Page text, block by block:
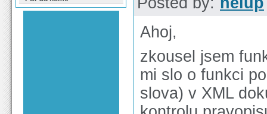
Ahoj,
zkousel jsem
mi slo o funkci
slova) v XML